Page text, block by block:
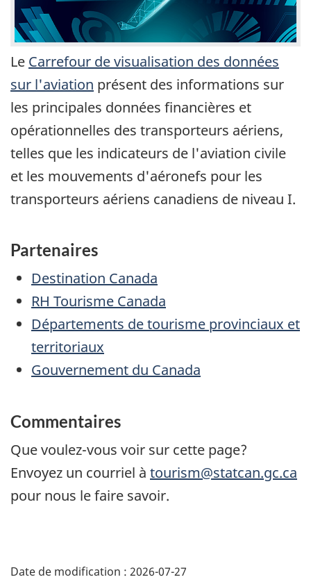
Le Carrefour de visualisation des données
sur l'aviation présent des informations sur
les principales données financières et
opérationnelles des transporteurs aériens,
telles que les indicateurs de l'aviation civile
et les mouvements d'aéronefs pour les
transporteurs aériens canadiens de niveau I.
Partenaires
Destination Canada
RH Tourisme Canada
Départements de tourisme provinciaux et
territoriaux
Gouvernement du Canada
Commentaires
Que voulez-vous voir sur cette page?
Envoyez un courriel à tourism@statcan.gc.ca
pour nous le faire savoir.
Date de modification : 2026-07-27